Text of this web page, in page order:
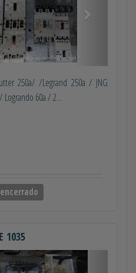
250a/ /Legrand 250a / JNG
60a / 2...
1035